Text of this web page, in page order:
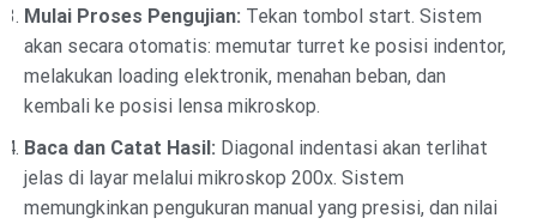
Mulai Proses Pengujian: Tekan tombol start. Sistem
akan secara otomatis: memutar turret ke posisi indentor,
melakukan loading elektronik, menahan beban, dan
kembali ke posisi lensa mikroskop.
Baca dan Catat Hasil: Diagonal indentasi akan terlihat
jelas di layar melalui mikroskop 200x. Sistem
memungkinkan pengukuran manual yang presisi, dan nilai